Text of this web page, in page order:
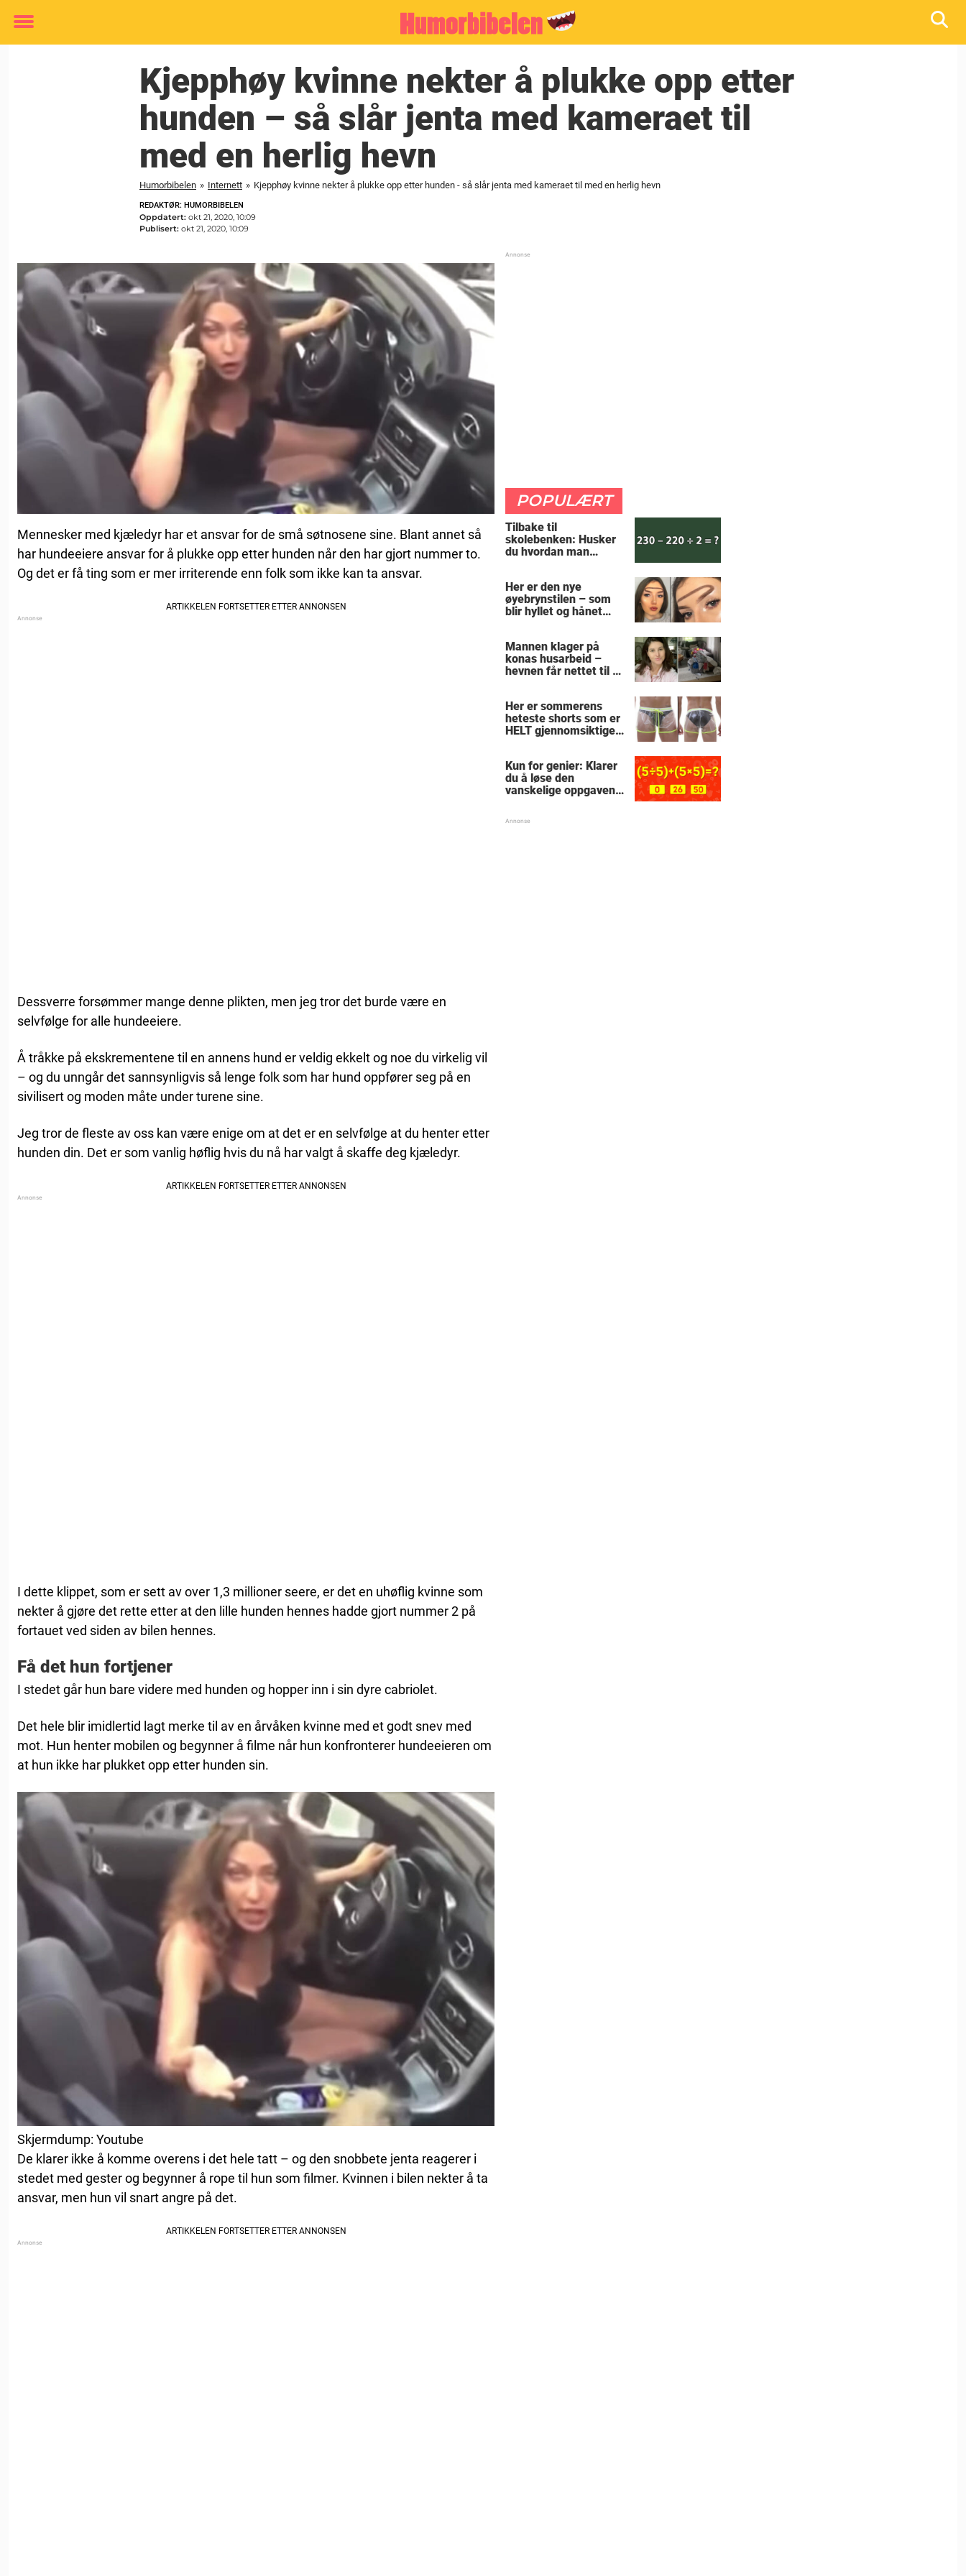
Toggle
Kjepphøy kvinne nekter å plukke opp etter
hunden – så slår jenta med kameraet til
med en herlig hevn
Humorbibelen » Internett » Kjepphøy kvinne nekter å plukke opp etter hunden - så slår jenta med kameraet til med en herlig hevn
REDAKTØR: HUMORBIBELEN
Oppdatert: okt 21, 2020, 10:09
Publisert: okt 21, 2020, 10:09
Mennesker med kjæledyr har et ansvar for de små søtnosene sine. Blant annet så
har hundeeiere ansvar for å plukke opp etter hunden når den har gjort nummer to.
Og det er få ting som er mer irriterende enn folk som ikke kan ta ansvar.
Dessverre forsømmer mange denne plikten, men jeg tror det burde være en
selvfølge for alle hundeeiere.
Å tråkke på ekskrementene til en annens hund er veldig ekkelt og noe du virkelig vil
– og du unngår det sannsynligvis så lenge folk som har hund oppfører seg på en
sivilisert og moden måte under turene sine.
Jeg tror de fleste av oss kan være enige om at det er en selvfølge at du henter etter
hunden din. Det er som vanlig høflig hvis du nå har valgt å skaffe deg kjæledyr.
I dette klippet, som er sett av over 1,3 millioner seere, er det en uhøflig kvinne som
nekter å gjøre det rette etter at den lille hunden hennes hadde gjort nummer 2 på
fortauet ved siden av bilen hennes.
Få det hun fortjener
I stedet går hun bare videre med hunden og hopper inn i sin dyre cabriolet.
Det hele blir imidlertid lagt merke til av en årvåken kvinne med et godt snev med
mot. Hun henter mobilen og begynner å filme når hun konfronterer hundeeieren om
at hun ikke har plukket opp etter hunden sin.
Skjermdump: Youtube
De klarer ikke å komme overens i det hele tatt – og den snobbete jenta reagerer i
stedet med gester og begynner å rope til hun som filmer. Kvinnen i bilen nekter å ta
ansvar, men hun vil snart angre på det.
POPULÆRT
Tilbake til
skolebenken: Husker
du hvordan man
Her er den nye
øyebrynstilen – som
blir hyllet og hånet
Mannen klager på
konas husarbeid –
hevnen får nettet til å
Her er sommerens
heteste shorts som er
HELT gjennomsiktige
Kun for genier: Klarer
du å løse den
vanskelige oppgaven